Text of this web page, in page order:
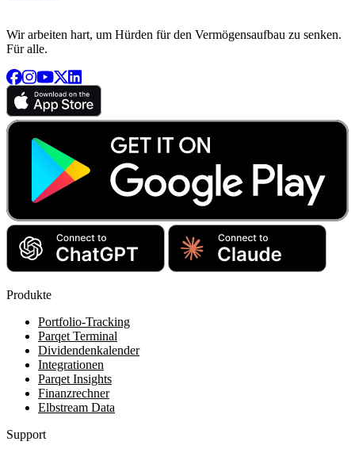
Wir arbeiten hart, um Hürden für den Vermögensaufbau zu senken.
Für alle.
Produkte
Portfolio-Tracking
Parqet Terminal
Dividendenkalender
Integrationen
Parqet Insights
Finanzrechner
Elbstream Data
Support